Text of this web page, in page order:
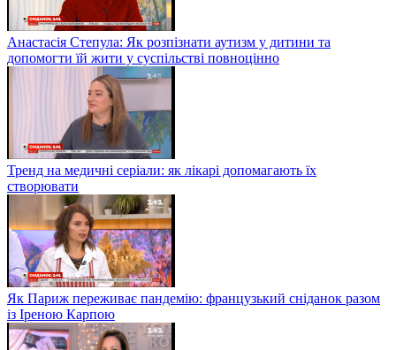
Анастасія Степула: Як розпізнати аутизм у дитини та
допомогти їй жити у суспільстві повноцінно
Тренд на медичні серіали: як лікарі допомагають їх
створювати
Як Париж переживає пандемію: французький сніданок разом
із Іреною Карпою